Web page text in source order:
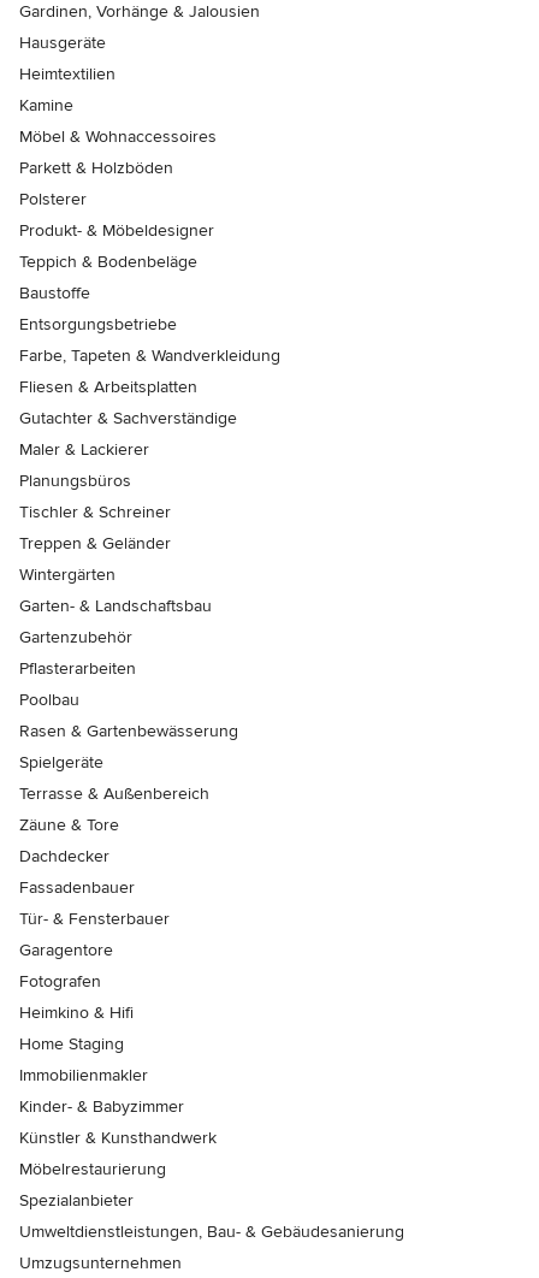
Gardinen, Vorhänge & Jalousien
Hausgeräte
Heimtextilien
Kamine
Möbel & Wohnaccessoires
Parkett & Holzböden
Polsterer
Produkt- & Möbeldesigner
Teppich & Bodenbeläge
Baustoffe
Entsorgungsbetriebe
Farbe, Tapeten & Wandverkleidung
Fliesen & Arbeitsplatten
Gutachter & Sachverständige
Maler & Lackierer
Planungsbüros
Tischler & Schreiner
Treppen & Geländer
Wintergärten
Garten- & Landschaftsbau
Gartenzubehör
Pflasterarbeiten
Poolbau
Rasen & Gartenbewässerung
Spielgeräte
Terrasse & Außenbereich
Zäune & Tore
Dachdecker
Fassadenbauer
Tür- & Fensterbauer
Garagentore
Fotografen
Heimkino & Hifi
Home Staging
Immobilienmakler
Kinder- & Babyzimmer
Künstler & Kunsthandwerk
Möbelrestaurierung
Spezialanbieter
Umweltdienstleistungen, Bau- & Gebäudesanierung
Umzugsunternehmen